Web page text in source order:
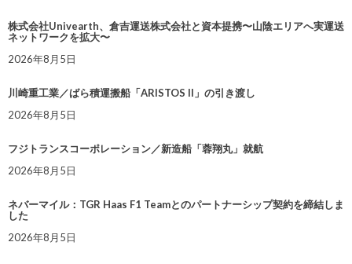
株式会社Univearth、倉吉運送株式会社と資本提携〜山陰エリアへ実運送
ネットワークを拡大〜
2026年8月5日
川崎重工業／ばら積運搬船「ARISTOS II」の引き渡し
2026年8月5日
フジトランスコーポレーション／新造船「蓉翔丸」就航
2026年8月5日
ネバーマイル：TGR Haas F1 Teamとのパートナーシップ契約を締結しま
した
2026年8月5日